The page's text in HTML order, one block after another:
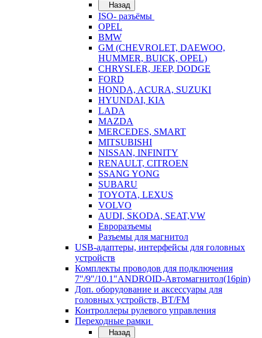
Назад
ISO- разъёмы
OPEL
BMW
GM (CHEVROLET, DAEWOO,
HUMMER, BUICK, OPEL)
CHRYSLER, JEEP, DODGE
FORD
HONDA, ACURA, SUZUKI
HYUNDAI, KIA
LADA
MAZDA
MERCEDES, SMART
MITSUBISHI
NISSAN, INFINITY
RENAULT, CITROEN
SSANG YONG
SUBARU
TOYOTA, LEXUS
VOLVO
AUDI, SKODA, SEAT,VW
Евроразъемы
Разъемы для магнитол
USB-адаптеры, интерфейсы для головных
устройств
Комплекты проводов для подключения
7"/9"/10.1"ANDROID-Автомагнитол(16pin)
Доп. оборудование и аксессуары для
головных устройств, BT/FM
Контроллеры рулевого управления
Переходные рамки
Назад